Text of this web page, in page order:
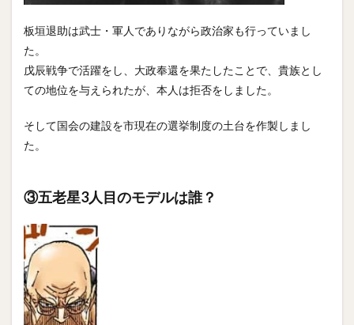
板垣退助は武士・軍人でありながら政治家も行っていまし
た。
戊辰戦争で活躍をし、大政奉還を果たしたことで、貴族とし
ての地位を与えられたが、本人は拒否をしました。
そして国会の建設を市現在の選挙制度の土台を作製しまし
た。
③五老星3人目のモデルは誰？